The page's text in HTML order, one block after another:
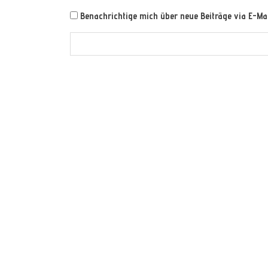
Benachrichtige mich über neue Beiträge via E-